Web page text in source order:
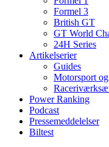
Formel 3
British GT
GT World
24H Series
Artikelserier
Guides
Motorsport
Power Ranking
Podcast
Pressemeddelelser
Biltest